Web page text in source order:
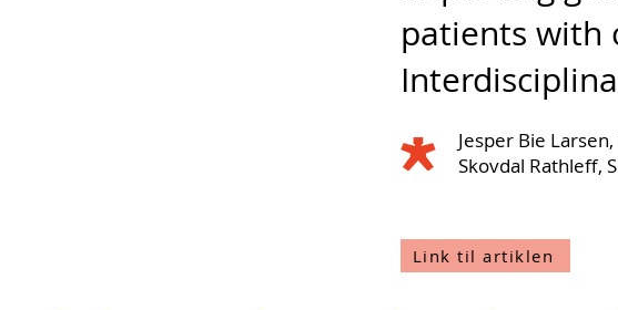
patients with
Jesper Bie
Skovdal Rathleff,
Link til artiklen